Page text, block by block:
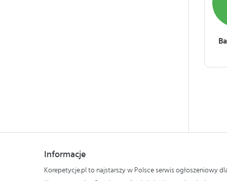
Informacje
Korepetycje.pl to najstarszy w Polsce serwis ogłoszeniowy